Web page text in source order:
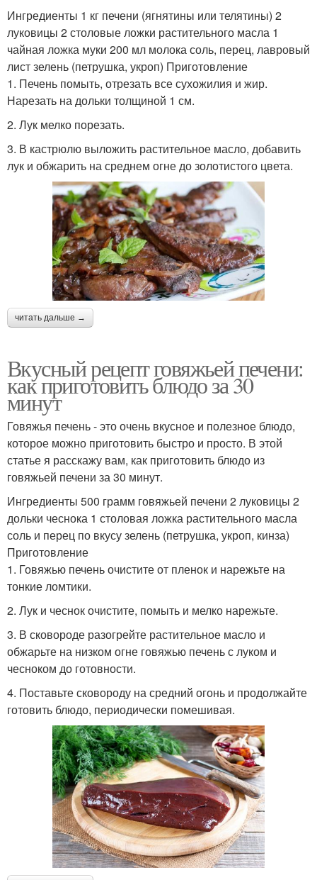
Ингредиенты 1 кг печени (ягнятины или телятины) 2
луковицы 2 столовые ложки растительного масла 1
чайная ложка муки 200 мл молока соль, перец, лавровый
лист зелень (петрушка, укроп) Приготовление
1. Печень помыть, отрезать все сухожилия и жир.
Нарезать на дольки толщиной 1 см.
2. Лук мелко порезать.
3. В кастрюлю выложить растительное масло, добавить
лук и обжарить на среднем огне до золотистого цвета.
читать дальше →
Вкусный рецепт говяжьей печени:
как приготовить блюдо за 30
минут
Говяжья печень - это очень вкусное и полезное блюдо,
которое можно приготовить быстро и просто. В этой
статье я расскажу вам, как приготовить блюдо из
говяжьей печени за 30 минут.
Ингредиенты 500 грамм говяжьей печени 2 луковицы 2
дольки чеснока 1 столовая ложка растительного масла
соль и перец по вкусу зелень (петрушка, укроп, кинза)
Приготовление
1. Говяжью печень очистите от пленок и нарежьте на
тонкие ломтики.
2. Лук и чеснок очистите, помыть и мелко нарежьте.
3. В сковороде разогрейте растительное масло и
обжарьте на низком огне говяжью печень с луком и
чесноком до готовности.
4. Поставьте сковороду на средний огонь и продолжайте
готовить блюдо, периодически помешивая.